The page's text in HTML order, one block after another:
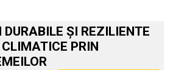
ȘI REZILIENTE
PRIN